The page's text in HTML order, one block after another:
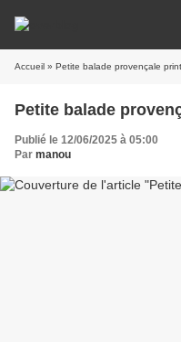
Accueil » Petite balade provençale
Petite balade
Publié le 12/06/2025 à 05:00
Par manou